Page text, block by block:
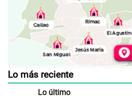
Lo más reciente
Lo último